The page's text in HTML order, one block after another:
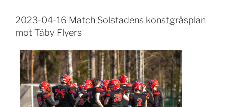
2023-04-16 Match Solstadens konstgräsplan
mot Täby Flyers